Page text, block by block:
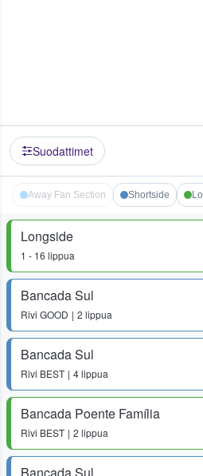
Suodattimet
Away Fan Section Shortside
Longside
1 - 16 lippua
Bancada Sul
Rivi GOOD 2 lippua
Bancada Sul
Rivi BEST 4 lippua
Bancada Poente Família
Rivi BEST 2 lippua